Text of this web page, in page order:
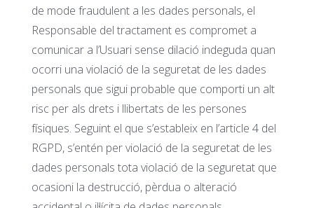
de mode fraudulent a les dades personals, el
Responsable del tractament es compromet a
comunicar a l’Usuari sense dilació indeguda quan
ocorri una violació de la seguretat de les dades
personals que sigui probable que comporti un alt
risc per als drets i llibertats de les persones
físiques. Seguint el que s’estableix en l’article 4 del
RGPD, s’entén per violació de la seguretat de les
dades personals tota violació de la seguretat que
ocasioni la destrucció, pèrdua o alteració